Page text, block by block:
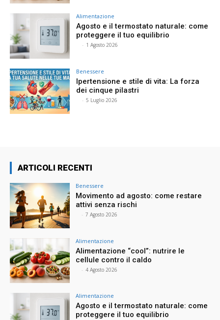
Alimentazione
Agosto e il termostato naturale: come
proteggere il tuo equilibrio
- 1 Agosto 2026
Benessere
Ipertensione e stile di vita: La forza
dei cinque pilastri
- 5 Luglio 2026
ARTICOLI RECENTI
Benessere
Movimento ad agosto: come restare
attivi senza rischi
- 7 Agosto 2026
Alimentazione
Alimentazione “cool”: nutrire le
cellule contro il caldo
- 4 Agosto 2026
Alimentazione
Agosto e il termostato naturale: come
proteggere il tuo equilibrio